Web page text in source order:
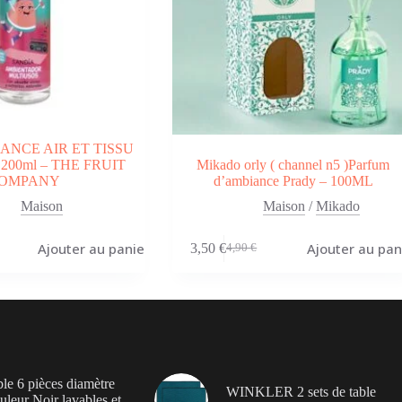
AIR ET TISSU
– THE FRUIT
Maison
Ajouter au panier
Mikado orly ( channel n5 )Parfum
d’ambiance Prady – 100ML
Maison /Mikado
4,90€
Le
était :
3,50€Le
est :
Ajouter au
6 pièces diamètre
WINKLER 2 sets de table